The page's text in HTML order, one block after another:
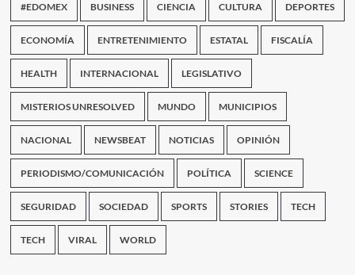
#EDOMEX BUSINESS CIENCIA CULTURA DEPORTES
ECONOMÍA ENTRETENIMIENTO ESTATAL FISCALÍA
HEALTH INTERNACIONAL LEGISLATIVO
MISTERIOS UNRESOLVED MUNDO MUNICIPIOS
NACIONAL NEWSBEAT NOTICIAS OPINIÓN
PERIODISMO/COMUNICACIÓN POLÍTICA SCIENCE
SEGURIDAD SOCIEDAD SPORTS STORIES TECH
TECH VIRAL WORLD